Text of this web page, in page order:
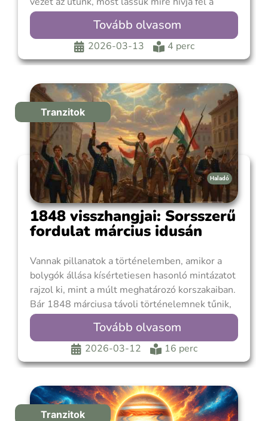
figyelmet egyéni szinten a mostani hétvége.
Annak ellenére, hogy a külvilágban zajló
folyamatok zavarosak és még annál is
kiszámíthatatlanabb jövőt ígérnek,
Tovább olvasom
2026-03-13 4 perc
Tranzitok
Haladó
1848 visszhangjai: Sorsszerű
fordulat március idusán
Vannak pillanatok a történelemben, amikor a
bolygók állása kísértetiesen hasonló mintázatot
rajzol ki, mint a múlt meghatározó korszakaiban.
Bár 1848 márciusa távoli történelemnek tűnik,
mégis hasonlóan feszítő energiák mozdulnak
meg most is, amelyek egykor a pesti utcákon
kikényszerítették a változást. Legújabb
írásomban egy asztrológiai időutazásra hívlak,
Tovább olvasom
2026-03-12 16 perc
Tranzitok